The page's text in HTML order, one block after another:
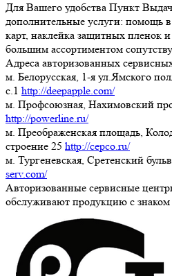
Для Вашего удобства Пункт
дополнительные услуги: помощь
карт, наклейка защитных пленок и
большим ассортиментом
Адреса авторизованных
м. Белорусская, 1-я ул.Ямского
c.1 http://deepapple.com/
м. Профсоюзная, Нахимовский
http://powerline.ru/
м. Преображенская площадь,
строение 25 http://cepco.ru/
м. Тургеневская, Сретенский
serv.com/
Авторизованные сервисные
обслуживают продукцию с